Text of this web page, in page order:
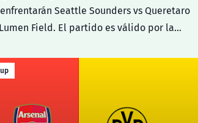
Seattle Sounders vs Queretaro
Field. El partido es válido por la…